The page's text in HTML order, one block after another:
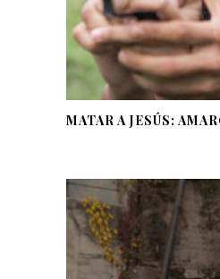
MATAR A JESÚS: